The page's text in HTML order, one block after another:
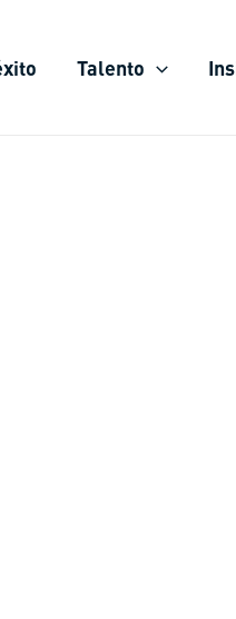
Talento